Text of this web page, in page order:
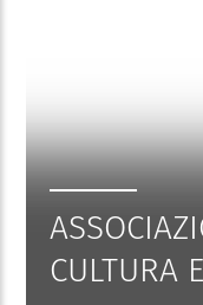
CULTURA